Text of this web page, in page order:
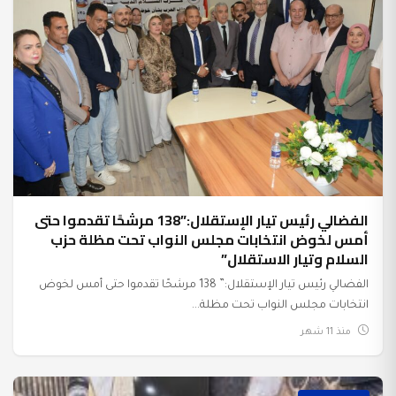
الفضالي رئيس تيار الإستقلال:”138 مرشحًا تقدموا حتى
أمس لخوض انتخابات مجلس النواب تحت مظلة حزب
السلام وتيار الاستقلال”
الفضالي رئيس تيار الإستقلال:” 138 مرشحًا تقدموا حتى أمس لخوض
انتخابات مجلس النواب تحت مظلة...
منذ 11 شهر